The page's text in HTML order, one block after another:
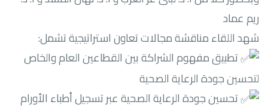
ريم عماد
شهد اللقاء مناقشة مجالات تعاون استراتيجية تشمل:
تطبيق مفهوم الشراكة بين القطاعين العام والخاص
لتحسين جودة الرعاية الصحية
تحسين جودة الرعاية الصحية عبر تسجيل أطباء الأورام